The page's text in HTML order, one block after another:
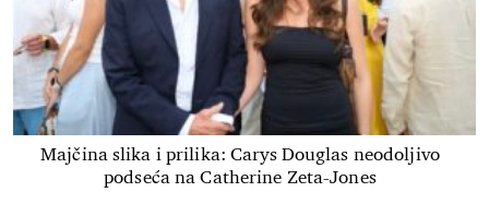
Majčina slika i prilika: Carys Douglas neodoljivo
podseća na Catherine Zeta-Jones